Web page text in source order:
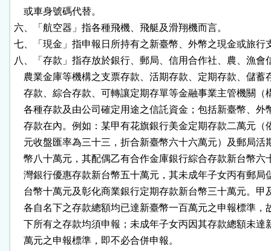
    或車身號碼代替。
六、「航空器」指各種飛機、飛艇及滑翔機而言。
七、「現金」指申報日所持有之新臺幣、外幣之現金或旅行
八、「存款」指存放於銀行、郵局、信用合作社、農、漁會
農業金庫等機構之支票存款、活期存款、定期存款、儲蓄
存款、綜合存款、可轉讓定期存單等金融事業主管機關（
各種存款及由公司確定用途之信託資金；包括新臺幣、外
存款在內。例如：某甲有花旗銀行美金定期存款二萬元（
元收盤匯率為三十三，折合新臺幣六十六萬元）及郵局活
幣八十萬元，其配偶乙有合作金庫銀行綜合存款新台幣六
灣銀行優惠存款新台幣五十萬元，其未成年子女丙有郵局
台幣十萬元及彰化商業銀行定期存款新台幣三十萬元。甲
各自名下之存款總額均已達新臺幣一百萬元之申報標準，
下所有之存款均須申報；未成年子女丙因其存款總額未達
    萬元之申報標準，即不必合併申報。